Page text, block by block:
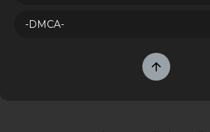
-DMCA-